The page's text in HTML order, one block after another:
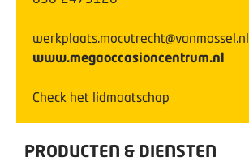
werkplaats.mocutrecht@vanmossel.nl
www.megaoccasioncentrum.nl
Check het lidmaatschap
PRODUCTEN & DIENSTEN